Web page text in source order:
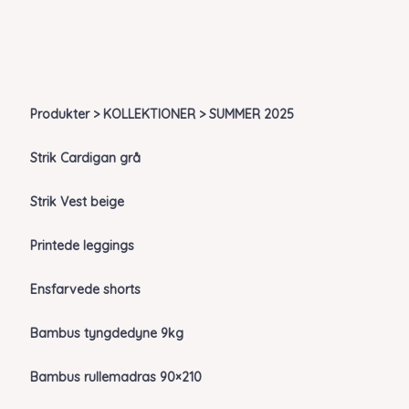
Produkter > KOLLEKTIONER > SUMMER 2025
Strik Cardigan grå
Strik Vest beige
Printede leggings
Ensfarvede shorts
Bambus tyngdedyne 9kg
Bambus rullemadras 90×210